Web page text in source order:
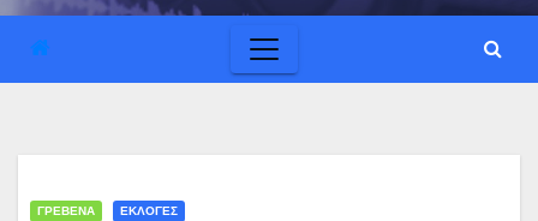
ΓΡΕΒΕΝΑ ΕΚΛΟΓΕΣ